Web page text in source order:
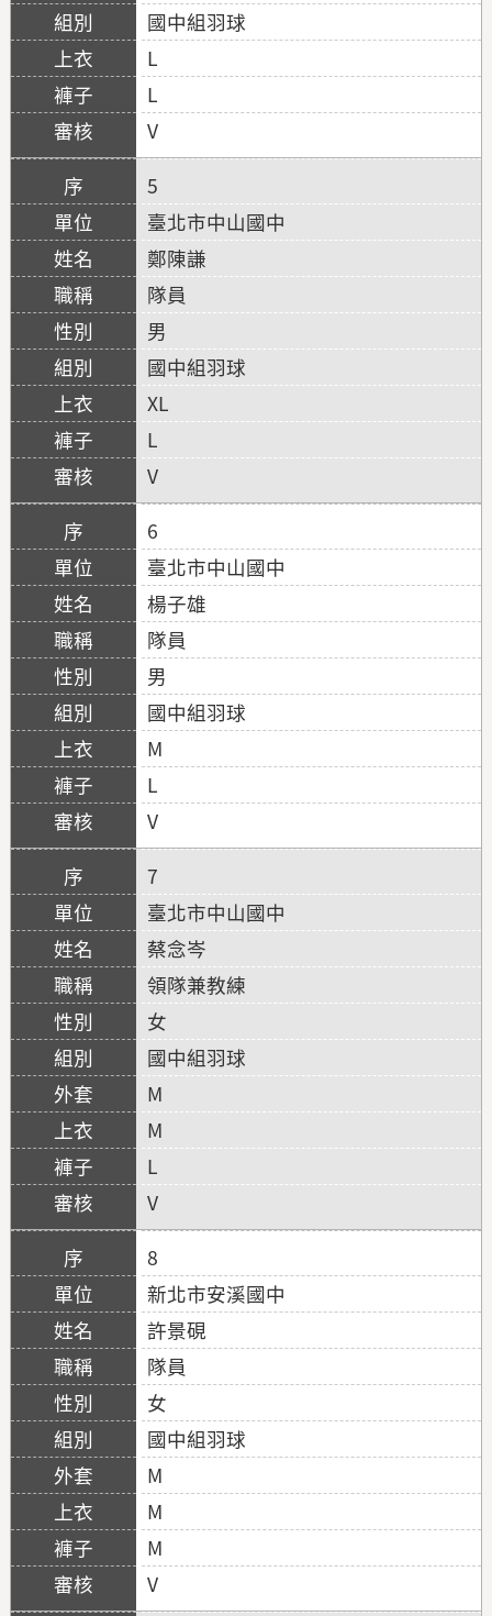
國中組羽球
L
L
V
5
臺北市中山國中
鄭陳謙
隊員
男
國中組羽球
XL
L
V
6
臺北市中山國中
楊子雄
隊員
男
國中組羽球
M
L
V
7
臺北市中山國中
蔡念岑
領隊兼教練
女
國中組羽球
M
M
L
V
8
新北市安溪國中
許景硯
隊員
女
國中組羽球
M
M
M
V